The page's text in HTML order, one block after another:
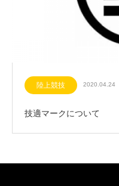
陸上競技 2020.04.24
技適マークについて